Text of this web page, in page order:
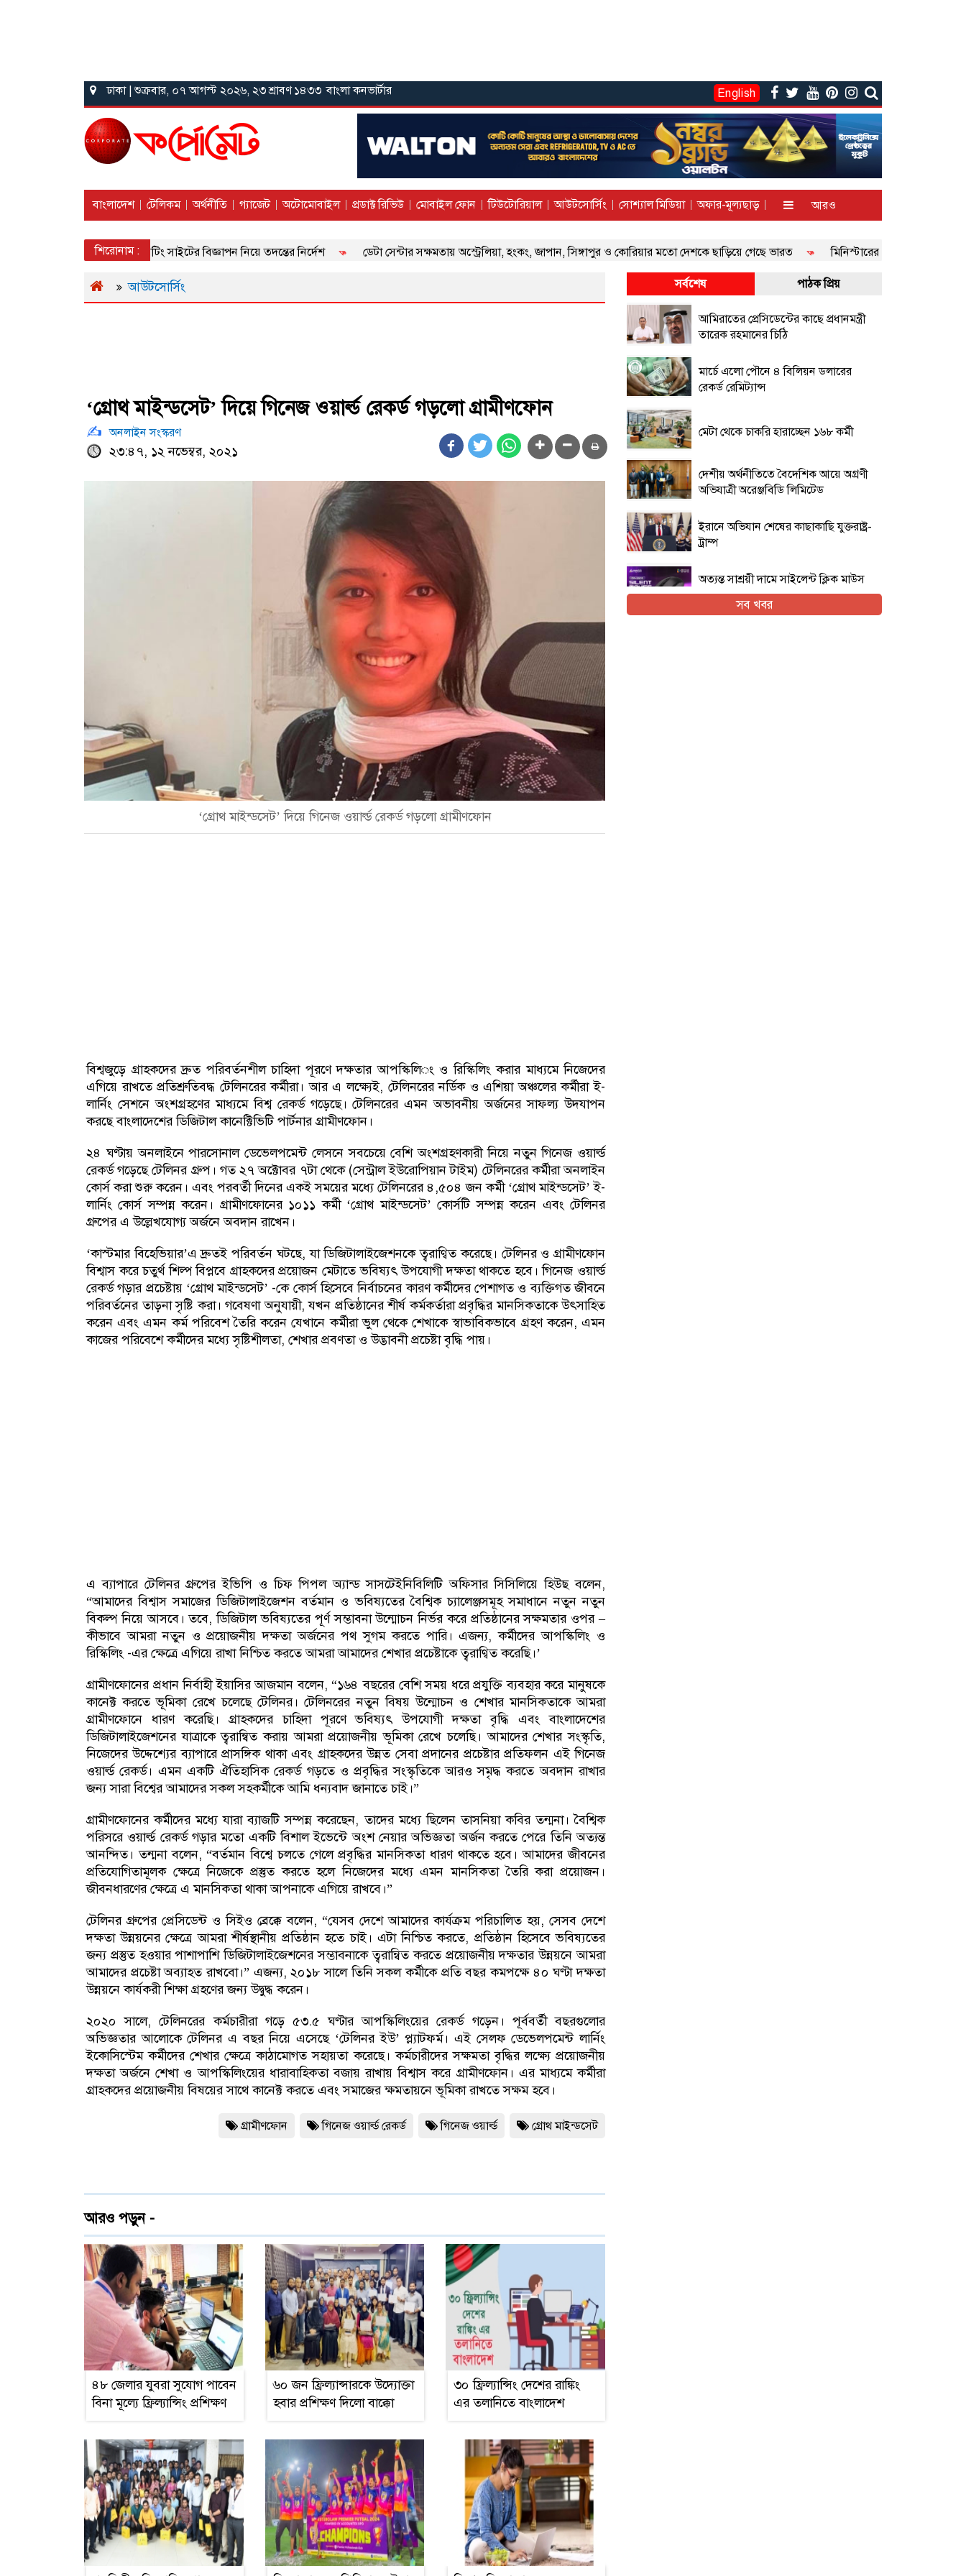
ঢাকা | শুক্রবার, ০৭ আগস্ট ২০২৬, ২৩ শ্রাবণ ১৪৩৩ বাংলা কনভার্টার English
বাংলাদেশ টেলিকম অর্থনীতি গ্যাজেট অটোমোবাইল প্রডাক্ট রিভিউ মোবাইল ফোন টিউটোরিয়াল আউটসোর্সিং সোশ্যাল মিডিয়া অফার-মূল্যছাড় আরও
শিরোনাম :
অনলাইন জুয়া ও বেটিং সাইটের বিজ্ঞাপন নিয়ে তদন্তের নির্দেশ ডেটা সেন্টার সক্ষমতায় অস্ট্রেলিয়া, হংকং, জাপান, সিঙ্গাপুর ও কোরিয়ার মতো দেশকে ছাড়িয়ে গেছে ভারত মিনিস্টারের ‘হাম্বা অফারে’ স্ক্র্যাচ
আউটসোর্সিং
‘গ্রোথ মাইন্ডসেট’ দিয়ে গিনেজ ওয়ার্ল্ড রেকর্ড গড়লো গ্রামীণফোন
অনলাইন সংস্করণ
২৩:৪৭, ১২ নভেম্বর, ২০২১
‘গ্রোথ মাইন্ডসেট’ দিয়ে গিনেজ ওয়ার্ল্ড রেকর্ড গড়লো গ্রামীণফোন
বিশ্বজুড়ে গ্রাহকদের দ্রুত পরিবর্তনশীল চাহিদা পূরণে দক্ষতার আপস্কিলিং ও রিস্কিলিং করার মাধ্যমে নিজেদের
এগিয়ে রাখতে প্রতিশ্রুতিবদ্ধ টেলিনরের কর্মীরা। আর এ লক্ষ্যেই, টেলিনরের নর্ডিক ও এশিয়া অঞ্চলের কর্মীরা ই-
লার্নিং সেশনে অংশগ্রহণের মাধ্যমে বিশ্ব রেকর্ড গড়েছে। টেলিনরের এমন অভাবনীয় অর্জনের সাফল্য উদযাপন
করছে বাংলাদেশের ডিজিটাল কানেক্টিভিটি পার্টনার গ্রামীণফোন।
২৪ ঘণ্টায় অনলাইনে পারসোনাল ডেভেলপমেন্ট লেসনে সবচেয়ে বেশি অংশগ্রহণকারী নিয়ে নতুন গিনেজ ওয়ার্ল্ড
রেকর্ড গড়েছে টেলিনর গ্রুপ। গত ২৭ অক্টোবর ৭টা থেকে (সেন্ট্রাল ইউরোপিয়ান টাইম) টেলিনরের কর্মীরা অনলাইন
কোর্স করা শুরু করেন। এবং পরবর্তী দিনের একই সময়ের মধ্যে টেলিনরের ৪,৫০৪ জন কর্মী ‘গ্রোথ মাইন্ডসেট’ ই-
লার্নিং কোর্স সম্পন্ন করেন। গ্রামীণফোনের ১০১১ কর্মী ‘গ্রোথ মাইন্ডসেট’ কোর্সটি সম্পন্ন করেন এবং টেলিনর
গ্রুপের এ উল্লেখযোগ্য অর্জনে অবদান রাখেন।
‘কাস্টমার বিহেভিয়ার’এ দ্রুতই পরিবর্তন ঘটছে, যা ডিজিটালাইজেশনকে ত্বরাণ্বিত করেছে। টেলিনর ও গ্রামীণফোন
বিশ্বাস করে চতুর্থ শিল্প বিপ্লবে গ্রাহকদের প্রয়োজন মেটাতে ভবিষ্যৎ উপযোগী দক্ষতা থাকতে হবে। গিনেজ ওয়ার্ল্ড
রেকর্ড গড়ার প্রচেষ্টায় ‘গ্রোথ মাইন্ডসেট’ -কে কোর্স হিসেবে নির্বাচনের কারণ কর্মীদের পেশাগত ও ব্যক্তিগত জীবনে
পরিবর্তনের তাড়না সৃষ্টি করা। গবেষণা অনুযায়ী, যখন প্রতিষ্ঠানের শীর্ষ কর্মকর্তারা প্রবৃদ্ধির মানসিকতাকে উৎসাহিত
করেন এবং এমন কর্ম পরিবেশ তৈরি করেন যেখানে কর্মীরা ভুল থেকে শেখাকে স্বাভাবিকভাবে গ্রহণ করেন, এমন
কাজের পরিবেশে কর্মীদের মধ্যে সৃষ্টিশীলতা, শেখার প্রবণতা ও উদ্ভাবনী প্রচেষ্টা বৃদ্ধি পায়।
এ ব্যাপারে টেলিনর গ্রুপের ইভিপি ও চিফ পিপল অ্যান্ড সাসটেইনিবিলিটি অফিসার সিসিলিয়ে হিউছ বলেন,
“আমাদের বিশ্বাস সমাজের ডিজিটালাইজেশন বর্তমান ও ভবিষ্যতের বৈশ্বিক চ্যালেঞ্জসমূহ সমাধানে নতুন নতুন
বিকল্প নিয়ে আসবে। তবে, ডিজিটাল ভবিষ্যতের পূর্ণ সম্ভাবনা উন্মোচন নির্ভর করে প্রতিষ্ঠানের সক্ষমতার ওপর –
কীভাবে আমরা নতুন ও প্রয়োজনীয় দক্ষতা অর্জনের পথ সুগম করতে পারি। এজন্য, কর্মীদের আপস্কিলিং ও
রিস্কিলিং -এর ক্ষেত্রে এগিয়ে রাখা নিশ্চিত করতে আমরা আমাদের শেখার প্রচেষ্টাকে ত্বরাণ্বিত করেছি।’
গ্রামীণফোনের প্রধান নির্বাহী ইয়াসির আজমান বলেন, “১৬৪ বছরের বেশি সময় ধরে প্রযুক্তি ব্যবহার করে মানুষকে
কানেক্ট করতে ভূমিকা রেখে চলেছে টেলিনর। টেলিনরের নতুন বিষয় উন্মোচন ও শেখার মানসিকতাকে আমরা
গ্রামীণফোনে ধারণ করেছি। গ্রাহকদের চাহিদা পূরণে ভবিষ্যৎ উপযোগী দক্ষতা বৃদ্ধি এবং বাংলাদেশের
ডিজিটালাইজেশনের যাত্রাকে ত্বরান্বিত করায় আমরা প্রয়োজনীয় ভূমিকা রেখে চলেছি। আমাদের শেখার সংস্কৃতি,
নিজেদের উদ্দেশ্যের ব্যাপারে প্রাসঙ্গিক থাকা এবং গ্রাহকদের উন্নত সেবা প্রদানের প্রচেষ্টার প্রতিফলন এই গিনেজ
ওয়ার্ল্ড রেকর্ড। এমন একটি ঐতিহাসিক রেকর্ড গড়তে ও প্রবৃদ্ধির সংস্কৃতিকে আরও সমৃদ্ধ করতে অবদান রাখার
জন্য সারা বিশ্বের আমাদের সকল সহকর্মীকে আমি ধন্যবাদ জানাতে চাই।”
গ্রামীণফোনের কর্মীদের মধ্যে যারা ব্যাজটি সম্পন্ন করেছেন, তাদের মধ্যে ছিলেন তাসনিয়া কবির তন্মনা। বৈশ্বিক
পরিসরে ওয়ার্ল্ড রেকর্ড গড়ার মতো একটি বিশাল ইভেন্টে অংশ নেয়ার অভিজ্ঞতা অর্জন করতে পেরে তিনি অত্যন্ত
আনন্দিত। তন্মনা বলেন, “বর্তমান বিশ্বে চলতে গেলে প্রবৃদ্ধির মানসিকতা ধারণ থাকতে হবে। আমাদের জীবনের
প্রতিযোগিতামূলক ক্ষেত্রে নিজেকে প্রস্তুত করতে হলে নিজেদের মধ্যে এমন মানসিকতা তৈরি করা প্রয়োজন।
জীবনধারণের ক্ষেত্রে এ মানসিকতা থাকা আপনাকে এগিয়ে রাখবে।”
টেলিনর গ্রুপের প্রেসিডেন্ট ও সিইও ব্রেক্কে বলেন, “যেসব দেশে আমাদের কার্যক্রম পরিচালিত হয়, সেসব দেশে
দক্ষতা উন্নয়নের ক্ষেত্রে আমরা শীর্ষস্থানীয় প্রতিষ্ঠান হতে চাই। এটা নিশ্চিত করতে, প্রতিষ্ঠান হিসেবে ভবিষ্যতের
জন্য প্রস্তুত হওয়ার পাশাপাশি ডিজিটালাইজেশনের সম্ভাবনাকে ত্বরান্বিত করতে প্রয়োজনীয় দক্ষতার উন্নয়নে আমরা
আমাদের প্রচেষ্টা অব্যাহত রাখবো।” এজন্য, ২০১৮ সালে তিনি সকল কর্মীকে প্রতি বছর কমপক্ষে ৪০ ঘণ্টা দক্ষতা
উন্নয়নে কার্যকরী শিক্ষা গ্রহণের জন্য উদ্বুদ্ধ করেন।
২০২০ সালে, টেলিনরের কর্মচারীরা গড়ে ৫৩.৫ ঘণ্টার আপস্কিলিংয়ের রেকর্ড গড়েন। পূর্ববর্তী বছরগুলোর
অভিজ্ঞতার আলোকে টেলিনর এ বছর নিয়ে এসেছে ‘টেলিনর ইউ’ প্ল্যাটফর্ম। এই সেলফ ডেভেলপমেন্ট লার্নিং
ইকোসিস্টেম কর্মীদের শেখার ক্ষেত্রে কাঠামোগত সহায়তা করেছে। কর্মচারীদের সক্ষমতা বৃদ্ধির লক্ষ্যে প্রয়োজনীয়
দক্ষতা অর্জনে শেখা ও আপস্কিলিংয়ের ধারাবাহিকতা বজায় রাখায় বিশ্বাস করে গ্রামীণফোন। এর মাধ্যমে কর্মীরা
গ্রাহকদের প্রয়োজনীয় বিষয়ের সাথে কানেক্ট করতে এবং সমাজের ক্ষমতায়নে ভূমিকা রাখতে সক্ষম হবে।
গ্রোথ মাইন্ডসেট
গিনেজ ওয়ার্ল্ড
গিনেজ ওয়ার্ল্ড রেকর্ড
গ্রামীণফোন
আরও পড়ুন -
৪৮ জেলার যুবরা সুযোগ পাবেন
বিনা মূল্যে ফ্রিল্যান্সিং প্রশিক্ষণ
৬০ জন ফ্রিল্যান্সারকে উদ্যোক্তা
হবার প্রশিক্ষণ দিলো বাক্কো
৩০ ফ্রিল্যান্সিং দেশের রাঙ্কিং
এর তলানিতে বাংলাদেশ
সর্বশেষ পাঠক প্রিয়
আমিরাতের প্রেসিডেন্টের কাছে প্রধানমন্ত্রী
তারেক রহমানের চিঠি
মার্চে এলো পৌনে ৪ বিলিয়ন ডলারের
রেকর্ড রেমিট্যান্স
মেটা থেকে চাকরি হারাচ্ছেন ১৬৮ কর্মী
দেশীয় অর্থনীতিতে বৈদেশিক আয়ে অগ্রণী
অভিযাত্রী অরেঞ্জবিডি লিমিটেড
ইরানে অভিযান শেষের কাছাকাছি যুক্তরাষ্ট্র-
ট্রাম্প
অত্যন্ত সাশ্রয়ী দামে সাইলেন্ট ক্লিক মাউস
নিয়ে এলো এফোরটেক ওপি-৫৫০এস
সব খবর